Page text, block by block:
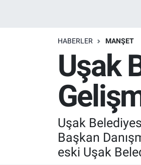
HABERLER MANŞET
Uşak
Uşak
Başkan
eski Uşak
Resmi İlanlar
Son Dakika
Uşak Haberleri